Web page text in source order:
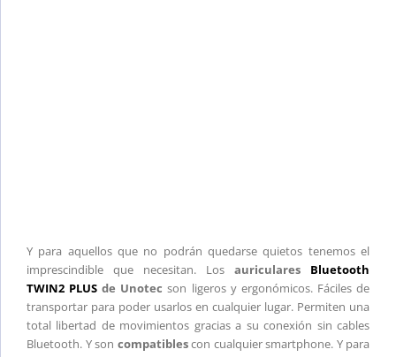
Y para aquellos que no podrán quedarse quietos tenemos el
imprescindible que necesitan. Los auriculares Bluetooth
TWIN2 PLUS de Unotec son ligeros y ergonómicos. Fáciles de
transportar para poder usarlos en cualquier lugar. Permiten una
total libertad de movimientos gracias a su conexión sin cables
Bluetooth. Y son compatiblescon cualquier smartphone. Y para